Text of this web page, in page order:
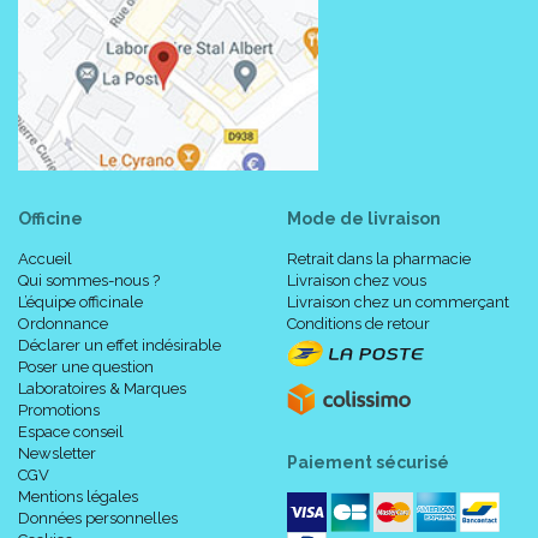
Précautions d' emploi :
N’ appliquez plus PoxKare sur des molluscum enflammés.
Tenir hors de portée des enfants, dans un endroit sec.
PoxKare® ne doit pas être utilisé :
chez les enfants de moins de 2 ans.
sur le contour de l’ œil.
sur les muqueuses (bouche ou zone génitale).
les plaies ou la peau lésée par grattage ; pour le traitement
de verrues ordinaires ; chez les personnes présentant un
déficit immunitaire inné ou acquis.
Composition :
Officine
Accueil
Qui sommes-nous ?
L’équipe officinale
Ordonnance
Déclarer un effet indésirable
Poser une question
Laboratoires & Marques
Promotions
Espace conseil
Newsletter
CGV
Mentions légales
Données personnelles
Mode de livraison
Retrait dans la pharmacie
Livraison chez vous
Livraison chez un commerçant
Conditions de retour
Paiement sécurisé